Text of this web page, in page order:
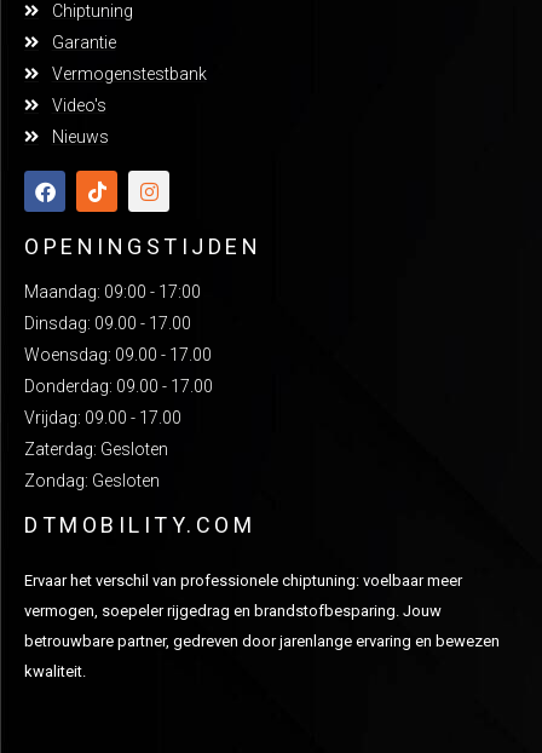
Chiptuning
Garantie
Vermogenstestbank
Video's
Nieuws
OPENINGSTIJDEN
Maandag: 09:00 - 17:00
Dinsdag: 09.00 - 17.00
Woensdag: 09.00 - 17.00
Donderdag: 09.00 - 17.00
Vrijdag: 09.00 - 17.00
Zaterdag: Gesloten
Zondag: Gesloten
DTMOBILITY.COM
Ervaar het verschil van professionele chiptuning: voelbaar meer
vermogen, soepeler rijgedrag en brandstofbesparing. Jouw
betrouwbare partner, gedreven door jarenlange ervaring en bewezen
kwaliteit.